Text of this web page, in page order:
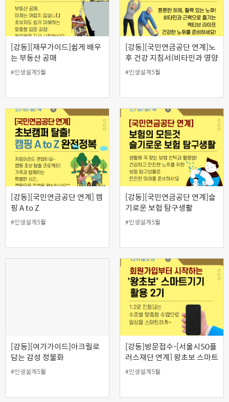
[강동][재무가이드]쉽게 배우
는 부동산 공매
#인생설계5월
[강동][국민연금공단 연계]노
후 건강 지침서(비타민과 영양
제)
#인생설계5월
[강동][국민연금공단 연계] 캠
핑 A to Z
#인생설계5월
[강동][국민연금공단 연계]슬
기로운 보험 탐구생활
#인생설계5월
[강동][여가가이드]아크릴로
담는 감성 정물화
#인생설계5월
[강동]방문접수-[서울시50플
러스재단 연계] 왕초보 스마트
폰 활용 교육 2기(오후반)
#인생설계5월